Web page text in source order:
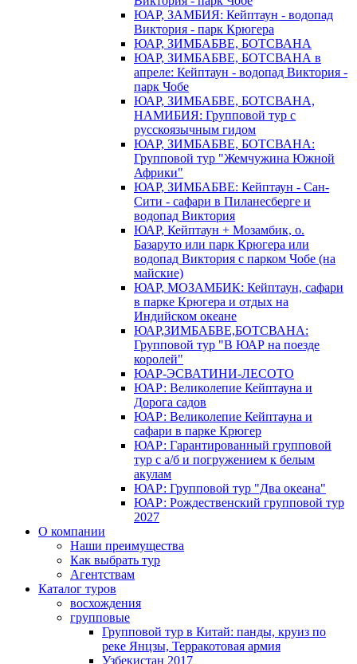
ЮАР, ЗАМБИЯ: Кейптаун - водопад
Виктория - парк Крюгера
ЮАР, ЗИМБАБВЕ, БОТСВАНА
ЮАР, ЗИМБАБВЕ, БОТСВАНА в
апреле: Кейптаун - водопад Виктория -
парк Чобе
ЮАР, ЗИМБАБВЕ, БОТСВАНА,
НАМИБИЯ: Групповой тур с
русскоязычным гидом
ЮАР, ЗИМБАБВЕ, БОТСВАНА:
Групповой тур "Жемчужина Южной
Африки"
ЮАР, ЗИМБАБВЕ: Кейптаун - Сан-
Сити - сафари в Пиланесберге и
водопад Виктория
ЮАР, Кейптаун + Мозамбик, о.
Базаруто или парк Крюгера или
водопад Виктория с парком Чобе (на
майские)
ЮАР, МОЗАМБИК: Кейптаун, сафари
в парке Крюгера и отдых на
Индийском океане
ЮАР,ЗИМБАБВЕ,БОТСВАНА:
Групповой тур "В ЮАР на поезде
королей"
ЮАР-ЭСВАТИНИ-ЛЕСОТО
ЮАР: Великолепие Кейптауна и
Дорога садов
ЮАР: Великолепие Кейптауна и
сафари в парке Крюгер
ЮАР: Гарантированный групповой
тур с а/б и погружением к белым
акулам
ЮАР: Групповой тур "Два океана"
ЮАР: Рождественский групповой тур
2027
О компании
Наши преимущества
Как выбрать тур
Агентствам
Каталог туров
восхождения
групповые
Групповой тур в Китай: панды, круиз по
реке Янцзы, Терракотовая армия
Узбекистан 2017